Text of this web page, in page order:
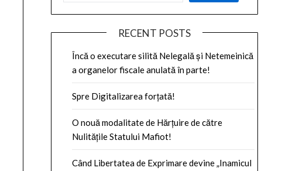
RECENT POSTS
Încă o executare silită Nelegală și Netemeinică
a organelor fiscale anulată în parte!
Spre Digitalizarea forțată!
O nouă modalitate de Hărțuire de către
Nulitățile Statului Mafiot!
Când Libertatea de Exprimare devine „Inamicul